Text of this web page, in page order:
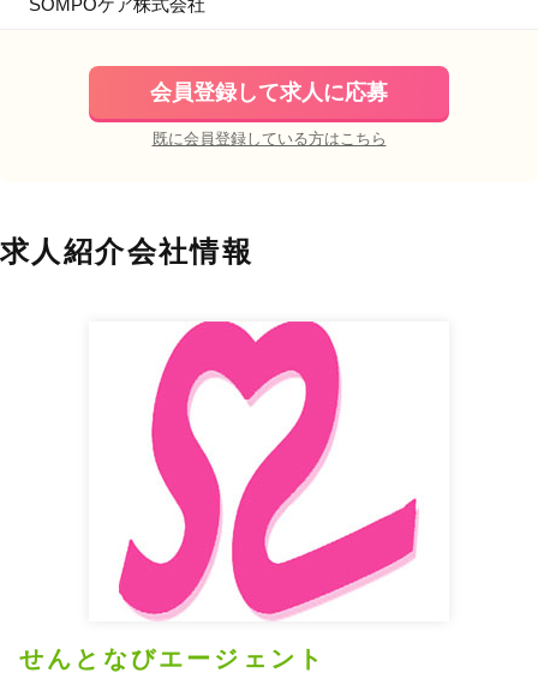
SOMPOケア株式会社
会員登録して求人に応募
既に会員登録している方はこちら
求人紹介会社情報
せんとなびエージェント